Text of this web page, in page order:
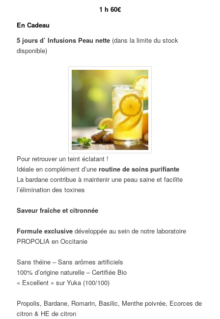
1 h 60€
En Cadeau
5 jours d’ Infusions Peau nette (dans la limite du stock
disponible)
Pour retrouver un teint éclatant !
Idéale en complément d’uneroutine de soins purifiante
La bardane contribue à maintenir une peau saine et facilite
l’élimination des toxines
Saveur fraîche et citronnée
Formule exclusive développée au sein de notre laboratoire
PROPOLIA en Occitanie
Sans théine – Sans arômes artificiels
100% d’origine naturelle – Certifiée Bio
« Excellent » sur Yuka (100/100)
Propolis, Bardane, Romarin, Basilic, Menthe poivrée, Ecorces de
citron & HE de citron